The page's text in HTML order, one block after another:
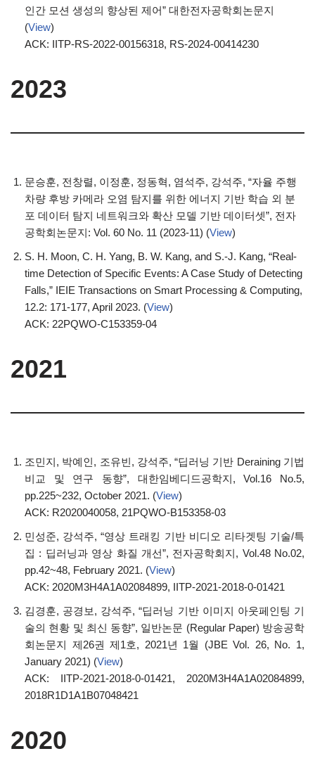
인간 모션 생성의 향상된 제어” 대한전자공학회논문지
(View)
ACK: IITP-RS-2022-00156318, RS-2024-00414230
2023
문승훈, 전창렬, 이정훈, 정동혁, 염석주, 강석주, “자율 주행
차량 후방 카메라 오염 탐지를 위한 에너지 기반 학습 외 분
포 데이터 탐지 네트워크와 확산 모델 기반 데이터셋”, 전자
공학회논문지: Vol. 60 No. 11 (2023-11) (View)
S. H. Moon, C. H. Yang, B. W. Kang, and S.-J. Kang, “Real-
time Detection of Specific Events: A Case Study of Detecting
Falls,” IEIE Transactions on Smart Processing & Computing,
12.2: 171-177, April 2023. (View)
ACK: 22PQWO-C153359-04
2021
조민지, 박예인, 조유빈, 강석주, “딥러닝 기반 Deraining 기법
비교 및 연구 동향”, 대한임베디드공학지, Vol.16 No.5,
pp.225~232, October 2021. (View)
ACK: R2020040058, 21PQWO-B153358-03
민성준, 강석주, “영상 트래킹 기반 비디오 리타겟팅 기술/특
집 : 딥러닝과 영상 화질 개선”, 전자공학회지, Vol.48 No.02,
pp.42~48, February 2021. (View)
ACK: 2020M3H4A1A02084899, IITP-2021-2018-0-01421
김경훈, 공경보, 강석주, “딥러닝 기반 이미지 아웃페인팅 기
술의 현황 및 최신 동향”, 일반논문 (Regular Paper) 방송공학
회논문지 제26권 제1호, 2021년 1월 (JBE Vol. 26, No. 1,
January 2021) (View)
ACK: IITP-2021-2018-0-01421, 2020M3H4A1A02084899,
2018R1D1A1B07048421
2020